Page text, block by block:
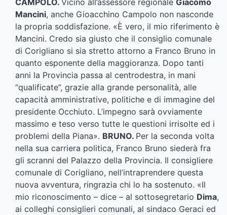
CAMPOLO. Vicino all’assessore regionale Giacomo
Mancini, anche Gioacchino Campolo non nasconde
la propria soddisfazione. «È vero, il mio riferimento è
Mancini. Credo sia giusto che il consiglio comunale
di Corigliano si sia stretto attorno a Franco Bruno in
quanto esponente della maggioranza. Dopo tanti
anni la Provincia passa al centrodestra, in mani
“qualificate”, grazie alla grande personalità, alle
capacità amministrative, politiche e di immagine del
presidente Occhiuto. L’impegno sarà ovviamente
massimo e teso verso tutte le questioni irrisolte ed i
problemi della Piana». BRUNO. Per la seconda volta
nella sua carriera politica, Franco Bruno siederà fra
gli scranni del Palazzo della Provincia. Il consigliere
comunale di Corigliano, nell’intraprendere questa
nuova avventura, ringrazia chi lo ha sostenuto. «Il
mio riconoscimento – dice – al sottosegretario Dima,
ai colleghi consiglieri comunali, al sindaco Geraci ed